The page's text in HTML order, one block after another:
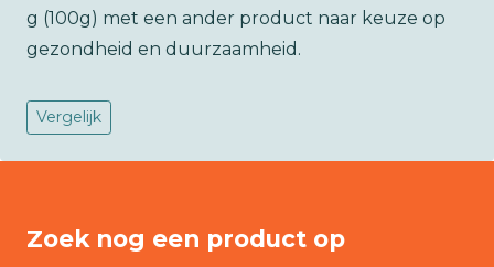
g (100g) met een ander product naar keuze op
gezondheid en duurzaamheid.
Vergelijk
Zoek nog een product op